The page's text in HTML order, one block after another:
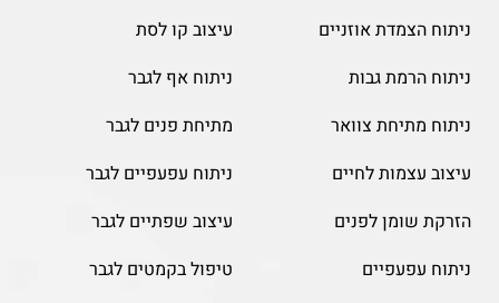
ניתוח הצמדת אוזניים
ניתוח הרמת גבות
ניתוח מתיחת צוואר
עיצוב עצמות לחיים
הזרקת שומן לפנים
ניתוח עפעפיים
עיצוב קו לסת
ניתוח אף לגבר
מתיחת פנים לגבר
ניתוח עפעפיים לגבר
עיצוב שפתיים לגבר
טיפול בקמטים לגבר